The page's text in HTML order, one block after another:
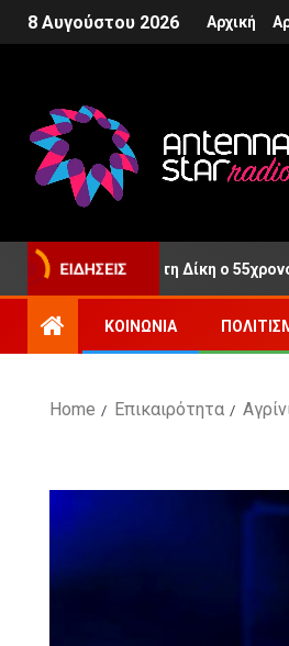
8 Αυγούστου 2026 Αρχική
ΕΙΔΉΣΕΙΣ
μετά τη Δίκη ο 55χρονος
ΚΟΙΝΩΝΊΑ
Home Επικαιρότητα